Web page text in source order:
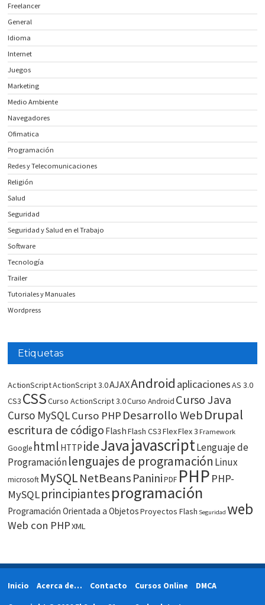
Freelancer
General
Idioma
Internet
Juegos
Marketing
Medio Ambiente
Navegadores
Ofimatica
Programación
Redes y Telecomunicaciones
Religión
Salud
Seguridad
Seguridad y Salud en el Trabajo
Software
Tecnología
Trailer
Tutoriales y Manuales
Wordpress
Etiquetas
ActionScriptActionScript 3.0AJAXAndroid aplicacionesAS 3.0
CS3 CSSCurso ActionScript 3.0Curso Android Curso Java
Curso MySQLCurso PHP Desarrollo WebDrupal
escritura de código FlashFlash CS3FlexFlex 3 Framework
Google html HTTP ideJavajavascriptLenguaje de
Programaciónlenguajes de programación Linux
microsoft MySQLNetBeans Panini PDF PHP PHP-
MySQLprincipiantesprogramación
Programación Orientada a ObjetosProyectos Flash Seguridad web
Web con PHPXML
Inicio Acerca de… Contacto Cursos Online
DMCA